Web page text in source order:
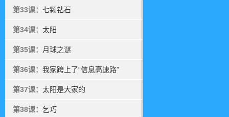
第33课： 七颗钻石
第34课： 太阳
第35课： 月球之谜
第36课： 我家跨上了“信息高速路”
第37课： 太阳是大家的
第38课： 乞巧